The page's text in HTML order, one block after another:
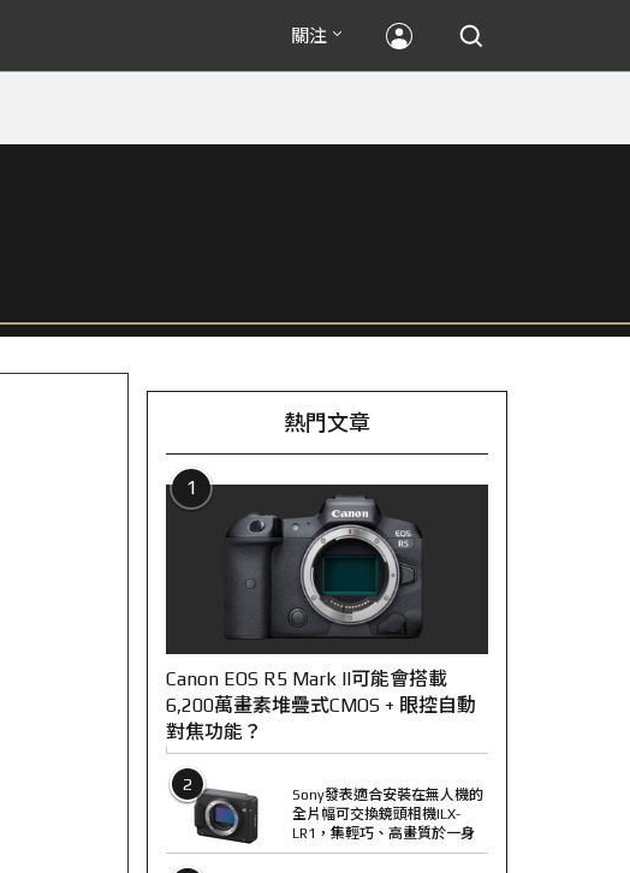
關注
熱門文章
1
Canon EOS R5 Mark II可能會搭載
6,200萬畫素堆疊式CMOS + 眼控自動
對焦功能？
2
Sony發表適合安裝在無人機的
全片幅可交換鏡頭相機ILX-
LR1，集輕巧、高畫質於一身